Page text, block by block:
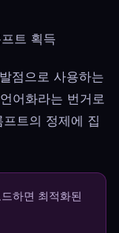
트 획득
점으로 사용하는
어화라는 번거로
트의 정제에 집
하면 최적화된